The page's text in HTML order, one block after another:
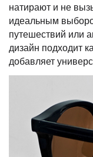
натирают и не
идеальным
путешествий или
дизайн подходит
добавляет